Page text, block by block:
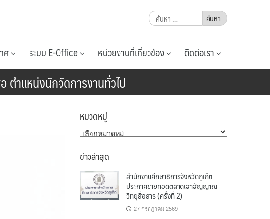
ค้นหา
สำหรับ:
ศ ระบบ E-Office หน่วยงานที่เกี่ยวข้อง ติดต่อเรา
ตำแหน่งนักจัดการงานทั่วไป
หมวดหมู่
หมวด
ข่าวล่าสุด
สำนักงานศึกษาธิการจังหวัดภูเก็ต
ประกาศขายทอดตลาดเสาสัญญาณ
วิทยุสื่อสาร (ครั้งที่ 2)
27 กรกฎาคม 2569